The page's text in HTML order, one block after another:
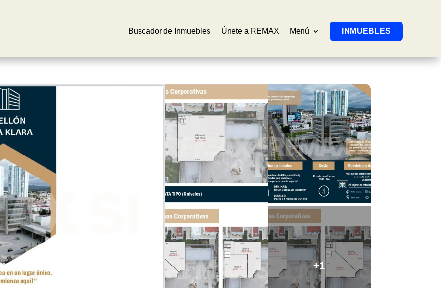
Buscador de Inmuebles Únete a REMAX Menú INMUEBLES
+1